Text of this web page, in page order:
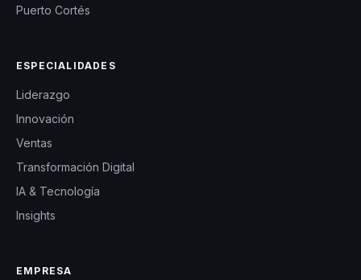
Puerto Cortés
ESPECIALIDADES
Liderazgo
Innovación
Ventas
Transformación Digital
IA & Tecnología
Insights
EMPRESA